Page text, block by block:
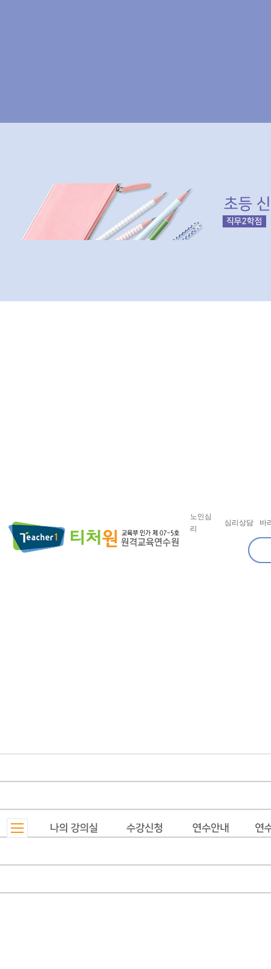
노인심
리
심리상담 바